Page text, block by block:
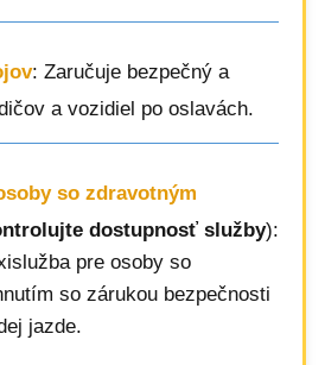
: Zaručuje bezpečný a
a vozidiel po oslavách.
so zdravotným
dostupnosť služby):
pre osoby so
so zárukou bezpečnosti
jazde.